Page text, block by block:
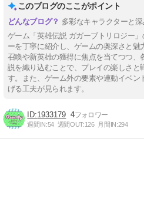
このブログのここがポイント
多彩なキャラクターと
ゲーム「英雄伝説 ガガーブトリロジー
ーを丁寧に紹介し、ゲームの奥深さと
召喚や新英雄の獲得に焦点を当てつつ
説を織り込むことで、プレイの楽しさと
す。また、ゲーム外の要素や連動イベ
げる工夫が見られます。
1933179 4
週間IN:54 週間OUT:126 月間IN:294